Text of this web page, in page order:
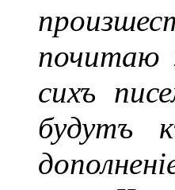
почитаю
сихъ
будутъ